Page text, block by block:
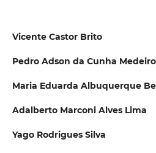
Vicente Castor Brito
Pedro Adson da Cunha
Maria Eduarda Albuquerque
Adalberto Marconi Alves Lima
Yago Rodrigues Silva